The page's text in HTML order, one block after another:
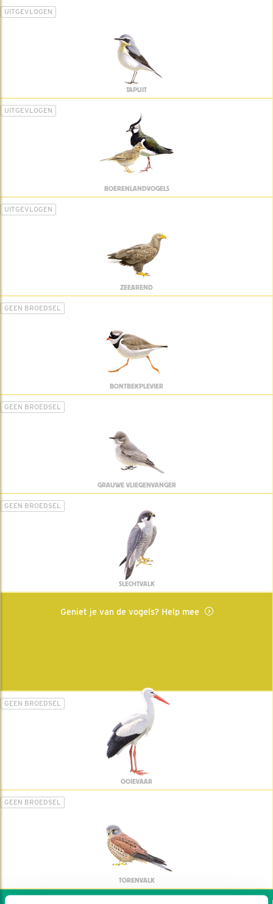
UITGEVLOGEN
TAPUIT
UITGEVLOGEN
BOERENLANDVOGELS
UITGEVLOGEN
ZEEAREND
GEEN BROEDSEL
BONTBEKPLEVIER
GEEN BROEDSEL
GRAUWE VLIEGENVANGER
GEEN BROEDSEL
SLECHTVALK
Geniet je van de vogels? Help mee
GEEN BROEDSEL
OOIEVAAR
GEEN BROEDSEL
TORENVALK